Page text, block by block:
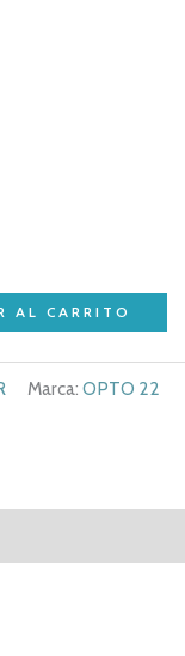
AL CARRITO
Marca: OPTO 22